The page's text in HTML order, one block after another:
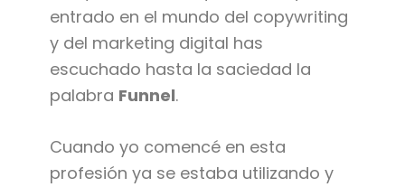
entrado en el mundo del copywriting
y del marketing digital has
escuchado hasta la saciedad la
palabra Funnel.
Cuando yo comencé en esta
profesión ya se estaba utilizando y